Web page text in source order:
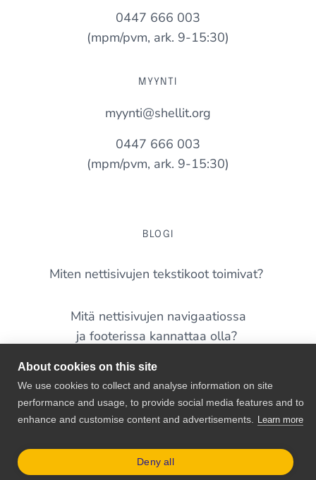
0447 666 003
(mpm/pvm, ark. 9-15:30)
MYYNTI
myynti@shellit.org
0447 666 003
(mpm/pvm, ark. 9-15:30)
BLOGI
Miten nettisivujen tekstikoot toimivat?
Mitä nettisivujen navigaatiossa
ja footerissa kannattaa olla?
Yleisimmät virheet nettisivuilla – tunnistatko näitä
omalta sivustoltasi?
kannattaa siitä tietää?
© 2026 Shellit.org
About cookies on this site
We use cookies to collect and analyse information on site
performance and usage, to provide social media features and to
enhance and customise content and advertisements.
Learn more
Deny all